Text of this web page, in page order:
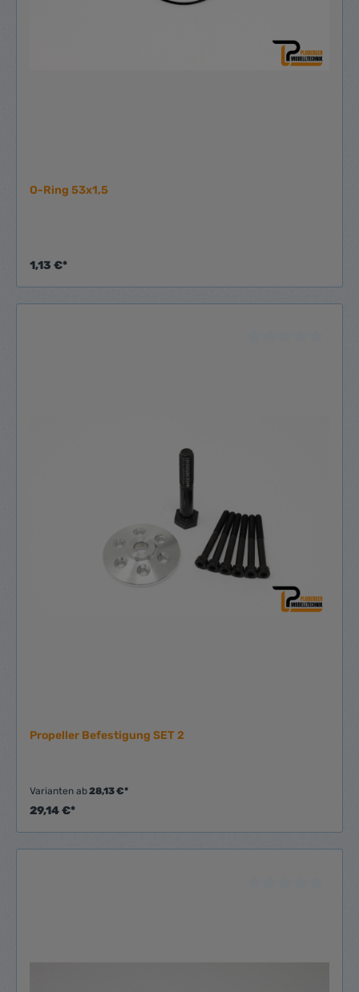
O-Ring 53x1,5
1,13 €*
Propeller Befestigung SET 2
Varianten ab28,13 €*
29,14 €*